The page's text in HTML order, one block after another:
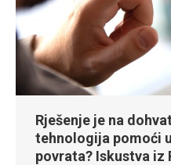
Rješenje je na
tehnologija pomoći
povrata? Iskustva iz